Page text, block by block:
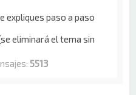
expliques paso a paso
eliminará el tema sin
5513